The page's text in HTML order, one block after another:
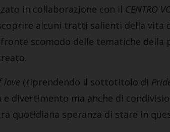
in collaborazione con il CENTRO
alcuni tratti salienti della vita
scomodo delle tematiche della
love (riprendendo il sottotitolo di
e divertimento ma anche di
quotidiana speranza di stare in